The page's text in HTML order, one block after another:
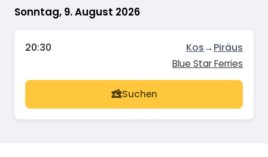
Sonntag, 9. August 2026
20:30 Kos→Piräus
Blue Star Ferries
Suchen